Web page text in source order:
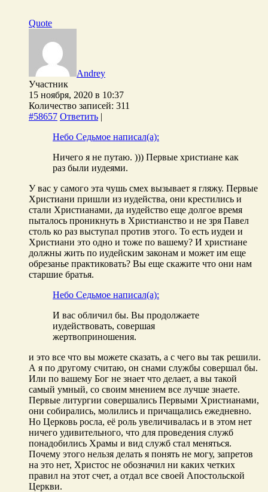
Quote
Andrey
Участник
15 ноября, 2020 в 10:37
Количество записей: 311
#58657 Ответить |
Небо Седьмое написал(а):
Ничего я не путаю. ))) Первые христиане как
раз были иудеями.
У вас у самого эта чушь смех вызывает я гляжу. Первые
Христиани пришли из иудейства, они крестились и
стали Христианами, да иудейство еще долгое время
пыталось проникнуть в Христианство и не зря Павел
столь ко раз выступал против этого. То есть иудеи и
Христиани это одно и тоже по вашему? И христиане
должны жить по иудейским законам и может им еще
обрезанье практиковать? Вы еще скажите что они нам
старшие братья.
Небо Седьмое написал(а):
И вас обличил бы. Вы продолжаете
иудействовать, совершая
жертвоприношения.
и это все что вы можете сказать, а с чего вы так решили.
А я по другому считаю, он снами службы совершал бы.
Или по вашему Бог не знает что делает, а вы такой
самый умный, со своим мнением все лучше знаете.
Первые литургии совершались Первыми Христианами,
они собирались, молились и причащались ежедневно.
Но Церковь росла, её роль увеличивалась и в этом нет
ничего удивительного, что для проведения служб
понадобились Храмы и вид служб стал меняться.
Почему этого нельзя делать я понять не могу, запретов
на это нет, Христос не обозначил ни каких четких
правил на этот счет, а отдал все своей Апостольской
Церкви.